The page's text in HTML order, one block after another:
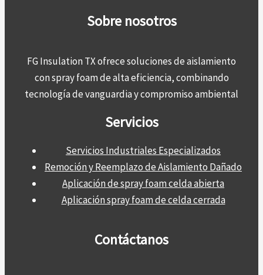
Sobre nosotros
FG Insulation TX ofrece soluciones de aislamiento
con spray foam de alta eficiencia, combinando
tecnología de vanguardia y compromiso ambiental
Servicios
Servicios Industriales Especializados
Remoción y Reemplazo de Aislamiento Dañado
Aplicación de spray foam celda abierta
Aplicación spray foam de celda cerrada
Contáctanos